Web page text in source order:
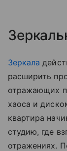
Зеркала
расширить
отражающих
хаоса и
квартира
студию, где
отражениях.